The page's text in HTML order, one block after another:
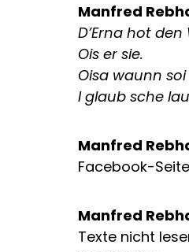
Manfred
D’Erna hot
Ois er sie.
Oisa waunn
I glaub sche
Manfred
Facebook-
Manfred
Texte nicht